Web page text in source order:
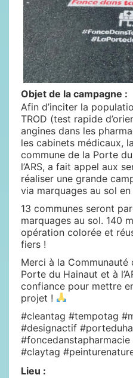
Objet de la campagne :
Afin d’inciter la
TROD (test rapide
angines dans les
les cabinets médicaux,
commune de la Porte
l’ARS, a fait appel aux
réaliser une grande
via marquages au sol
13 communes seront
marquages au sol. 140
opération colorée et
fiers !
Merci à la Communauté
Porte du Hainaut et à
confiance pour mettre
projet !
#cleantag #tempotag
#designactif
#claytag
Lieu :